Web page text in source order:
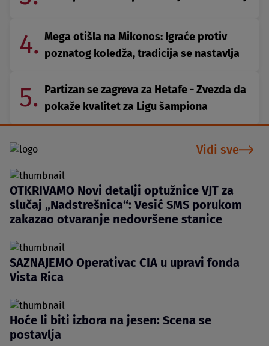
4. Mega otišla na Mikonos: Igraće protiv
poznatog koledža, tradicija se nastavlja
5. Partizan se zagreva za Hetafe - Zvezda da
pokaže kvalitet za Ligu šampiona
Vidi sve
OTKRIVAMO Novi detalji optužnice VJT za
slučaj „Nadstrešnica“: Vesić SMS porukom
zakazao otvaranje nedovršene stanice
SAZNAJEMO Operativac CIA u upravi fonda
Vista Rica
Hoće li biti izbora na jesen: Scena se
postavlja